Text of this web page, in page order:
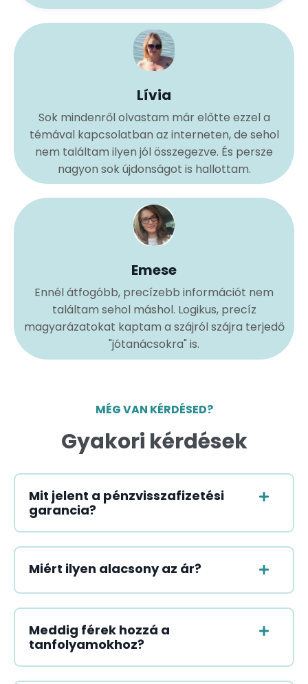
Lívia
Sok mindenről olvastam már előtte ezzel a
témával kapcsolatban az interneten, de sehol
nem találtam ilyen jól összegezve. És persze
nagyon sok újdonságot is hallottam.
Emese
Ennél átfogóbb, precízebb információt nem
találtam sehol máshol. Logikus, precíz
magyarázatokat kaptam a szájról szájra terjedő
"jótanácsokra" is.
MÉG VAN KÉRDÉSED?
Gyakori kérdések
Mit jelent a pénzvisszafizetési
garancia?
Miért ilyen alacsony az ár?
Meddig férek hozzá a
tanfolyamokhoz?